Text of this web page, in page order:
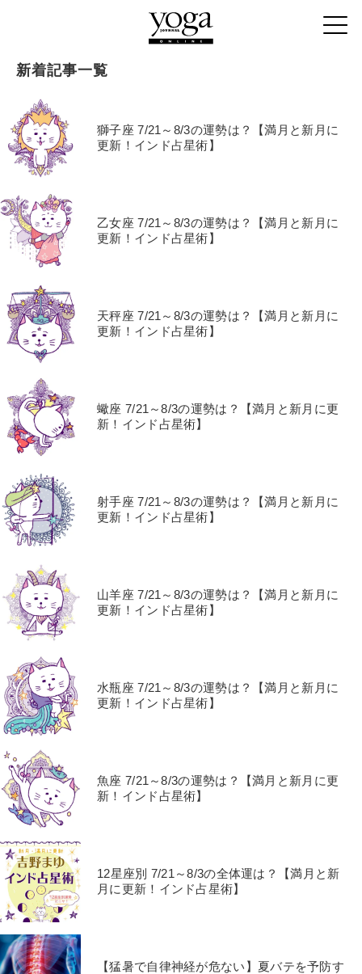
新着記事一覧
獅子座 7/21～8/3の運勢は？【満月と新月に
更新！インド占星術】
乙女座 7/21～8/3の運勢は？【満月と新月に
更新！インド占星術】
天秤座 7/21～8/3の運勢は？【満月と新月に
更新！インド占星術】
蠍座 7/21～8/3の運勢は？【満月と新月に更
新！インド占星術】
射手座 7/21～8/3の運勢は？【満月と新月に
更新！インド占星術】
山羊座 7/21～8/3の運勢は？【満月と新月に
更新！インド占星術】
水瓶座 7/21～8/3の運勢は？【満月と新月に
更新！インド占星術】
魚座 7/21～8/3の運勢は？【満月と新月に更
新！インド占星術】
12星座別 7/21～8/3の全体運は？【満月と新
月に更新！インド占星術】
【猛暑で自律神経が危ない】夏バテを予防す